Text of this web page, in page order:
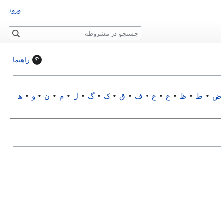
راهنما
ض • ط • ظ • ع • غ • ف • ق•ک •گ • ل • م • ن • و • ه‍
ورود
ج
س
و